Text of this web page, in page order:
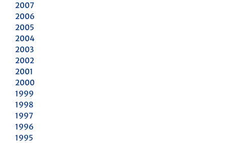
2007
2006
2005
2004
2003
2002
2001
2000
1999
1998
1997
1996
1995